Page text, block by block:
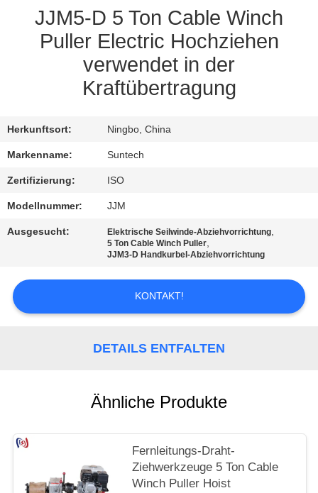
ANGEBOT
SITEMAP
DATENSCHUTZRICHTLINIE
JJM5-D 5 Ton Cable Winch
Puller Electric Hochziehen
verwendet in der
Kraftübertragung
Herkunftsort: Ningbo, China
Markenname: Suntech
Zertifizierung: ISO
Modellnummer: JJM
Ausgesucht: Elektrische Seilwinde-Abziehvorrichtung,
5 Ton Cable Winch Puller,
JJM3-D Handkurbel-Abziehvorrichtung
KONTAKT!
DETAILS ENTFALTEN
Ähnliche Produkte
Fernleitungs-Draht-
Ziehwerkzeuge 5 Ton Cable
Winch Puller Hoist